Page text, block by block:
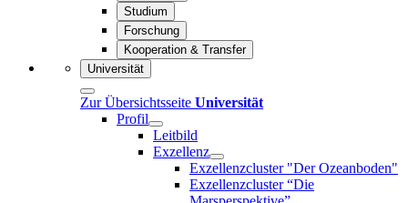
Studium
Forschung
Kooperation & Transfer
Universität
Zur Übersichtsseite Universität
Profil
Leitbild
Exzellenz
Exzellenzcluster "Der Ozeanboden"
Exzellenzcluster “Die